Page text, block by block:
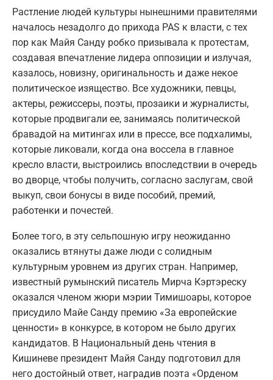
Растление людей культуры нынешними правителями
началось незадолго до прихода PAS к власти, с тех
пор как Майя Санду робко призывала к протестам,
создавая впечатление лидера оппозиции и излучая,
казалось, новизну, оригинальность и даже некое
политическое изящество. Все художники, певцы,
актеры, режиссеры, поэты, прозаики и журналисты,
которые продвигали ее, занимаясь политической
бравадой на митингах или в прессе, все подхалимы,
которые ликовали, когда она воссела в главное
кресло власти, выстроились впоследствии в очередь
во дворце, чтобы получить, согласно заслугам, свой
выкуп, свои бонусы в виде пособий, премий,
работенки и почестей.
Более того, в эту сельпошную игру неожиданно
оказались втянуты даже люди с солидным
культурным уровнем из других стран. Например,
известный румынский писатель Мирча Кэртэреску
оказался членом жюри мэрии Тимишоары, которое
присудило Майе Санду премию «За европейские
ценности» в конкурсе, в котором не было других
кандидатов. В Национальный день чтения в
Кишиневе президент Майя Санду подготовил для
него достойный ответ, наградив поэта «Орденом